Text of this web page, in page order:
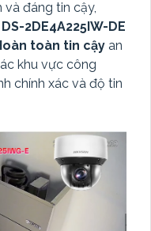
và đáng tin cậy,
DS-2DE4A225IW-DE
toàn tin cậy an
khu vực công
chính xác và độ tin